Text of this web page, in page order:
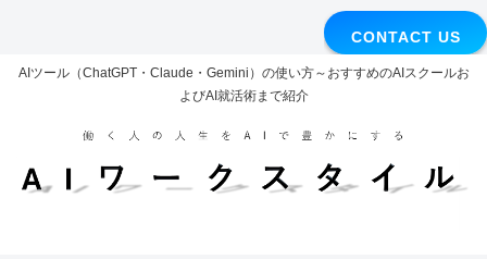
CONTACT US
AIツール（ChatGPT・Claude・Gemini）の使い方～おすすめのAIスクールお
よびAI就活術まで紹介